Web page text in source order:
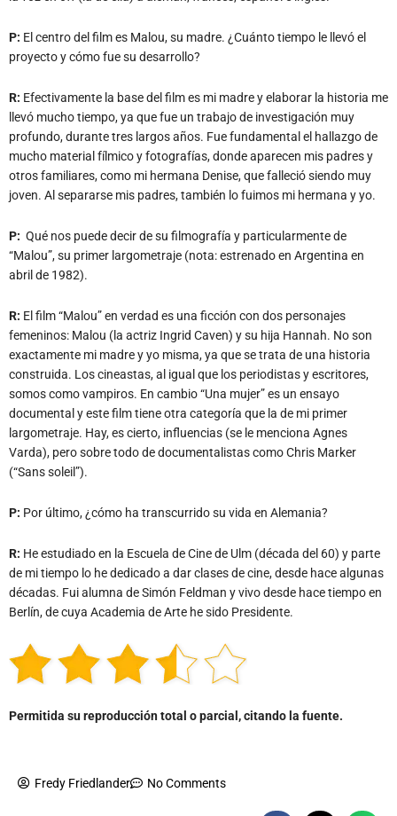
P: El centro del film es Malou, su madre. ¿Cuánto tiempo le llevó el
proyecto y cómo fue su desarrollo?
R: Efectivamente la base del film es mi madre y elaborar la historia me
llevó mucho tiempo, ya que fue un trabajo de investigación muy
profundo, durante tres largos años. Fue fundamental el hallazgo de
mucho material fílmico y fotografías, donde aparecen mis padres y
otros familiares, como mi hermana Denise, que falleció siendo muy
joven. Al separarse mis padres, también lo fuimos mi hermana y yo.
P: Qué nos puede decir de su filmografía y particularmente de
“Malou”, su primer largometraje (nota: estrenado en Argentina en
abril de 1982).
R: El film “Malou” en verdad es una ficción con dos personajes
femeninos: Malou (la actriz Ingrid Caven) y su hija Hannah. No son
exactamente mi madre y yo misma, ya que se trata de una historia
construida. Los cineastas, al igual que los periodistas y escritores,
somos como vampiros. En cambio “Una mujer” es un ensayo
documental y este film tiene otra categoría que la de mi primer
largometraje. Hay, es cierto, influencias (se le menciona Agnes
Varda), pero sobre todo de documentalistas como Chris Marker
(“Sans soleil”).
P: Por último, ¿cómo ha transcurrido su vida en Alemania?
R: He estudiado en la Escuela de Cine de Ulm (década del 60) y parte
de mi tiempo lo he dedicado a dar clases de cine, desde hace algunas
décadas. Fui alumna de Simón Feldman y vivo desde hace tiempo en
Berlín, de cuya Academia de Arte he sido Presidente.
Permitida su reproducción total o parcial, citando la fuente.
Fredy Friedlander No Comments